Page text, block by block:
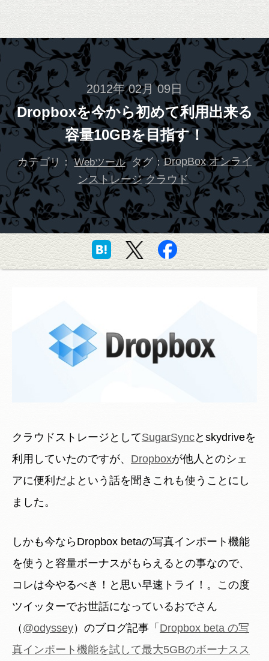
2012年 02月 09日
Dropboxを今から初めて利用出来る
容量10GBを目指す！
カテゴリ： Webツール タグ：DropBox オンライ
ンストレージ クラウド
クラウドストレージとしてSugarSyncとskydriveを
利用していたのですが、 Dropboxが他人とのシェ
アに便利だよという話を聞きこれも使うことにし
ました。
しかも今ならDropbox betaの写真インポート機能
を使うと容量ボーナスがもらえるとの事なので、
コレは今やるべき！と思い早速トライ！。この度
ツイッターでお世話になっているおでさん
（ @odyssey）のブログ記事「 Dropbox beta の写
真インポート機能を試して最大5GBのボーナスス